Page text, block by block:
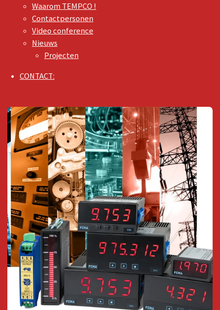
Waarom TEMPCO !
Contactpersonen
Video conference
Nieuws
Projecten
CONTACT: